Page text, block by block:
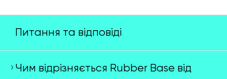
Питання та відповіді
Чим відрізняється Rubber Base від